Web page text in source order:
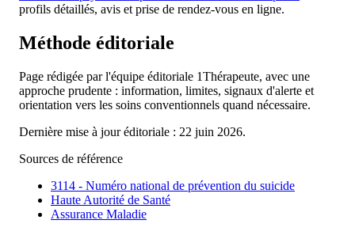
profils détaillés, avis et prise de rendez-vous en ligne.
Méthode éditoriale
Page rédigée par l'équipe éditoriale 1Thérapeute, avec une
approche prudente : information, limites, signaux d'alerte et
orientation vers les soins conventionnels quand nécessaire.
Dernière mise à jour éditoriale : 22 juin 2026.
Sources de référence
3114 - Numéro national de prévention du suicide
Haute Autorité de Santé
Assurance Maladie